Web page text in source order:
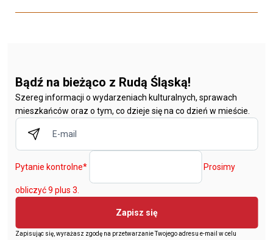
Bądź na bieżąco z Rudą Śląską!
Szereg informacji o wydarzeniach kulturalnych, sprawach
mieszkańców oraz o tym, co dzieje się na co dzień w mieście.
Pytanie kontrolne* Prosimy
obliczyć 9 plus 3.
Zapisz się
Zapisując się, wyrażasz zgodę na przetwarzanie Twojego adresu e-mail w celu